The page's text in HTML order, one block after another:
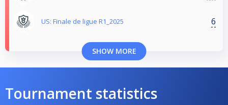
US: Finale de ligue R1_2025 6
SHOW MORE
Tournament statistics